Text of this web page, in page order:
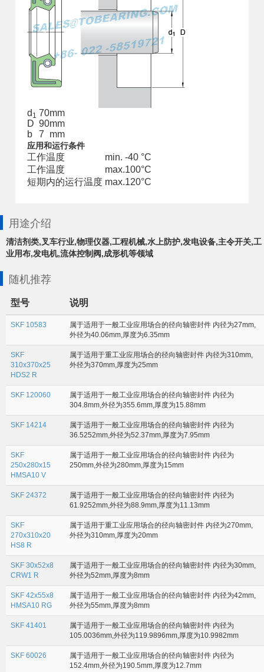
d 1 70mm
D 90mm
b
7 mm
应用和运行条件
工作温度 min. -40 °C
工作温度
max.100°C
短期内的运行温度 max.120°C
用途介绍
清洁剂类,叉车行业,物理仪器,工程机械,水上防护,发电设备,主令开关,工
业用布,发电机,流体控制阀,成形机等领域
随机推荐
型号 说明
SKF 10583
属于适用于一般工业应用场合的径向轴密封件 内径为27mm,
外径为40.06mm,厚度为6.35mm
SKF
310x370x25
HDS2 R
属于适用于重工业应用场合的径向轴密封件 内径为310mm,
外径为370mm,厚度为25mm
SKF 120060
属于适用于一般工业应用场合的径向轴密封件 内径为
304.8mm,外径为355.6mm,厚度为15.88mm
SKF 14214
属于适用于一般工业应用场合的径向轴密封件 内径为
36.5252mm,外径为52.37mm,厚度为7.95mm
SKF
250x280x15
HMSA10 V
属于适用于一般工业应用场合的径向轴密封件 内径为
250mm,外径为280mm,厚度为15mm
SKF 24372
属于适用于一般工业应用场合的径向轴密封件 内径为
61.9252mm,外径为88.9mm,厚度为11.13mm
SKF
270x310x20
HS8 R
属于适用于重工业应用场合的径向轴密封件 内径为270mm,
外径为310mm,厚度为20mm
SKF 30x52x8
CRW1 R
属于适用于一般工业应用场合的径向轴密封件 内径为30mm,
外径为52mm,厚度为8mm
SKF 42x55x8
HMSA10 RG
属于适用于一般工业应用场合的径向轴密封件 内径为42mm,
外径为55mm,厚度为8mm
SKF 41401
属于适用于一般工业应用场合的径向轴密封件 内径为
105.0036mm,外径为119.9896mm,厚度为10.9982mm
SKF 60026
属于适用于一般工业应用场合的径向轴密封件 内径为
152.4mm,外径为190.5mm,厚度为12.7mm